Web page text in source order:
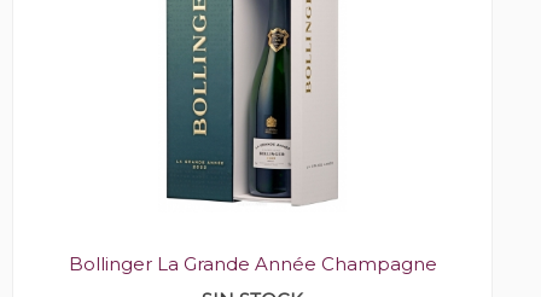
Bollinger La Grande Année Champagne